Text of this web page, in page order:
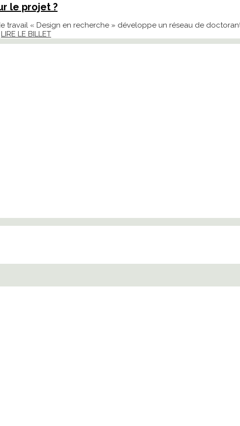
le projet ?
travail « Design en recherche » développe un réseau de
LIRE LE BILLET